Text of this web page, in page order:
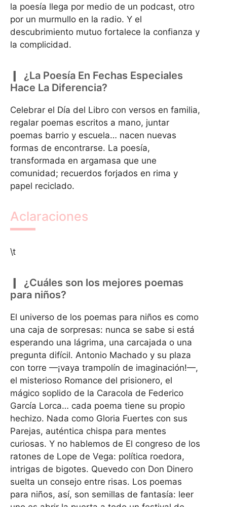
la poesía llega por medio de un podcast, otro
por un murmullo en la radio. Y el
descubrimiento mutuo fortalece la confianza y
la complicidad.
¿La Poesía En Fechas Especiales
Hace La Diferencia?
Celebrar el Día del Libro con versos en familia,
regalar poemas escritos a mano, juntar
poemas barrio y escuela… nacen nuevas
formas de encontrarse. La poesía,
transformada en argamasa que une
comunidad; recuerdos forjados en rima y
papel reciclado.
Aclaraciones
\t
¿Cuáles son los mejores poemas
para niños?
El universo de los poemas para niños es como
una caja de sorpresas: nunca se sabe si está
esperando una lágrima, una carcajada o una
pregunta difícil. Antonio Machado y su plaza
con torre —¡vaya trampolín de imaginación!—,
el misterioso Romance del prisionero, el
mágico soplido de la Caracola de Federico
García Lorca… cada poema tiene su propio
hechizo. Nada como Gloria Fuertes con sus
Parejas, auténtica chispa para mentes
curiosas. Y no hablemos de El congreso de los
ratones de Lope de Vega: política roedora,
intrigas de bigotes. Quevedo con Don Dinero
suelta un consejo entre risas. Los poemas
para niños, así, son semillas de fantasía: leer